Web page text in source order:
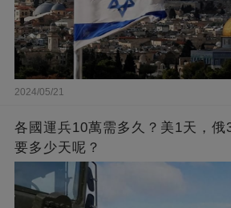
2024/05/21
各國運兵10萬需多久？美1天，俄
要多少天呢？